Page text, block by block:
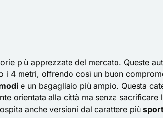
più apprezzate del mercato. Queste
i 4 metri, offrendo così un buon
e un bagagliaio più ampio. Questa
orientata alla città ma senza sacrificare
anche versioni dal carattere più